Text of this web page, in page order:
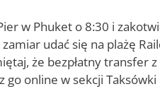
w Phuket o 8:30 i
udać się na plażę
że bezpłatny transfer
online w sekcji